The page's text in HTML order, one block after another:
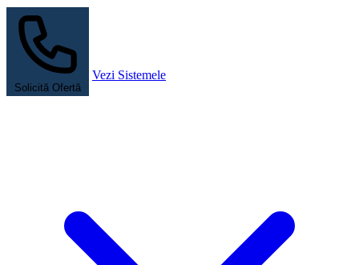
Solicită Ofertă
Vezi Sistemele